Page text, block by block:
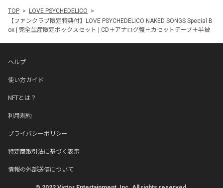
TOP
LOVE PSYCHEDELICO
【ファンクラブ限定特典付】LOVE PSYCHEDELICO NAKED SONGS Special B
ox | 完全生産限定ボックスセット | CD＋アナログ盤＋カセットテープ＋半被
ヘルプ
使い方ガイド
NFTとは？
利用規約
プライバシーポリシー
特定商取引法に基づく表示
情報の外部送信について